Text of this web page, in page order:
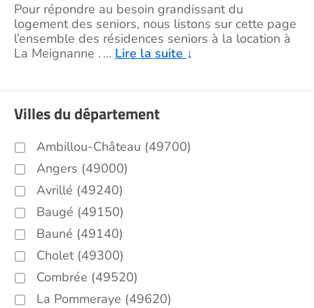
Pour répondre au besoin grandissant du
logement des seniors, nous listons sur cette page
l’ensemble des résidences seniors à la location à
La Meignanne . … Lire la suite ↓
Villes du département
Ambillou-Château (49700)
Angers (49000)
Avrillé (49240)
Baugé (49150)
Bauné (49140)
Cholet (49300)
Combrée (49520)
La Pommeraye (49620)